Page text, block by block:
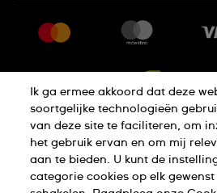
Retournering
Verkoopvoorwaarden
Annulering van de
Vacatures
Privacy Verklaring
Ik ga ermee akkoord dat deze
soortgelijke technologieën
van deze site te faciliteren, om
het gebruik ervan en om mij
aan te bieden. U kunt de
categorie cookies op elk